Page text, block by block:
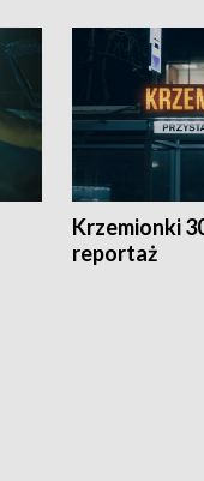
Krzemionki
reportaż